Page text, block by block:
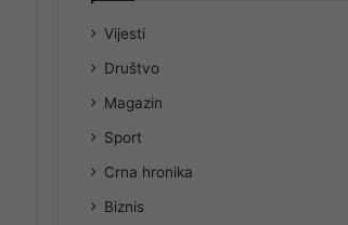
Vijesti
Društvo
Magazin
Sport
Crna hronika
Biznis